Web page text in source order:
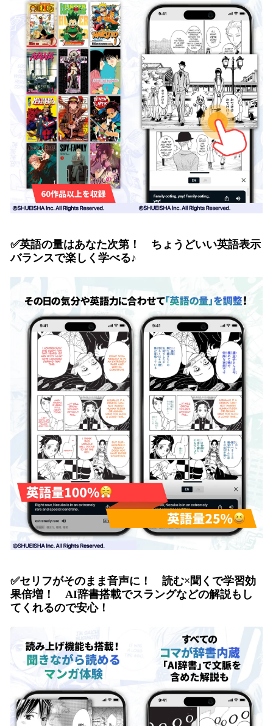
✅英語の量はあなた次第！ ちょうどいい英語表示
バランスで楽しく学べる♪
✅セリフがそのまま音声に！ 読む×聞くで学習効
果倍増！ AI辞書搭載でスラングなどの解説もし
てくれるので安心！